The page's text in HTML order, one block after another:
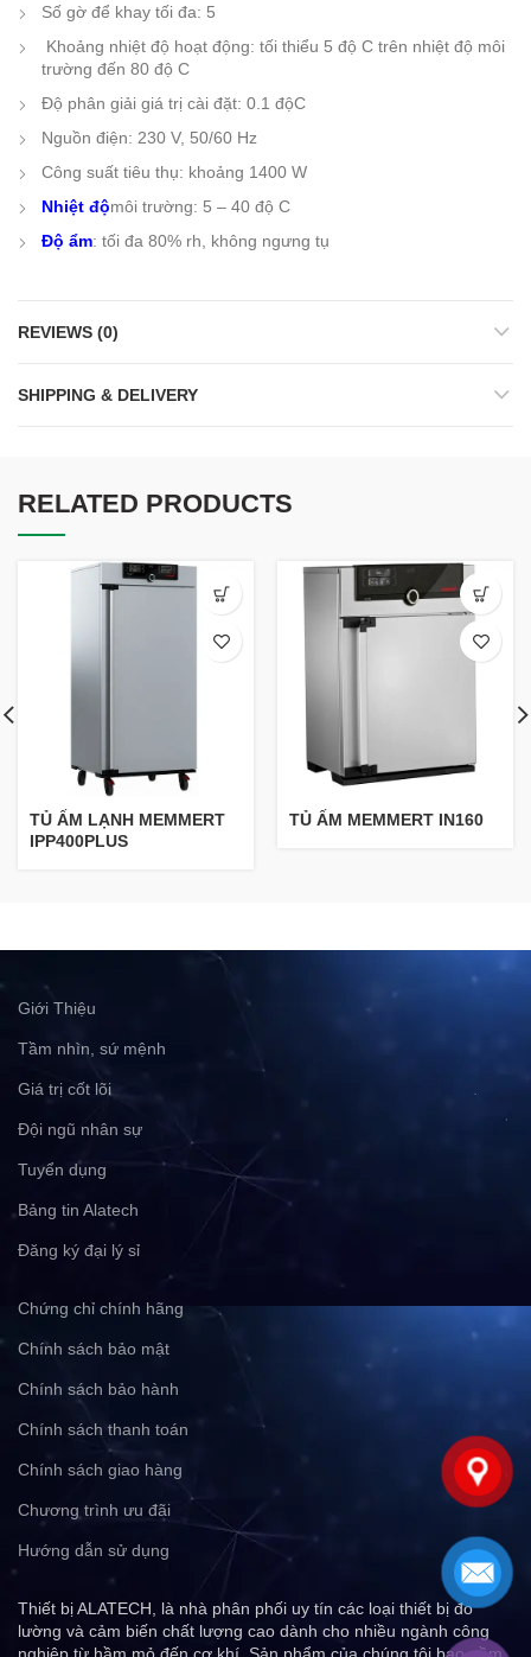
Số gờ để khay tối đa: 5
Khoảng nhiệt độ hoạt động: tối thiểu 5 độ C trên nhiệt độ môi
trường đến 80 độ C
Độ phân giải giá trị cài đặt: 0.1 độC
Nguồn điện: 230 V, 50/60 Hz
Công suất tiêu thụ: khoảng 1400 W
Nhiệt độmôi trường: 5 – 40 độ C
Độ ẩm: tối đa 80% rh, không ngưng tụ
REVIEWS (0)
SHIPPING & DELIVERY
RELATED PRODUCTS
TỦ ẤM LẠNH MEMMERT
IPP400PLUS
TỦ ẤM MEMMERT IN160
Giới Thiệu
Tầm nhìn, sứ mệnh
Giá trị cốt lõi
Đội ngũ nhân sự
Tuyển dụng
Bảng tin Alatech
Đăng ký đại lý sỉ
Chứng chỉ chính hãng
Chính sách bảo mật
Chính sách bảo hành
Chính sách thanh toán
Chính sách giao hàng
Chương trình ưu đãi
Hướng dẫn sử dụng
Thiết bị ALATECH, là nhà phân phối uy tín các loại thiết bị đo
lường và cảm biến chất lượng cao dành cho nhiều ngành công